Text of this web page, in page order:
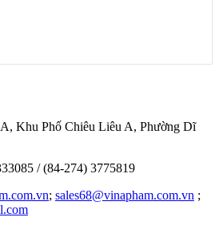
Khu Phố Chiêu Liêu A, Phường Dĩ
/ (84-274) 3775819
; sales68@vinapham.com.vn ;